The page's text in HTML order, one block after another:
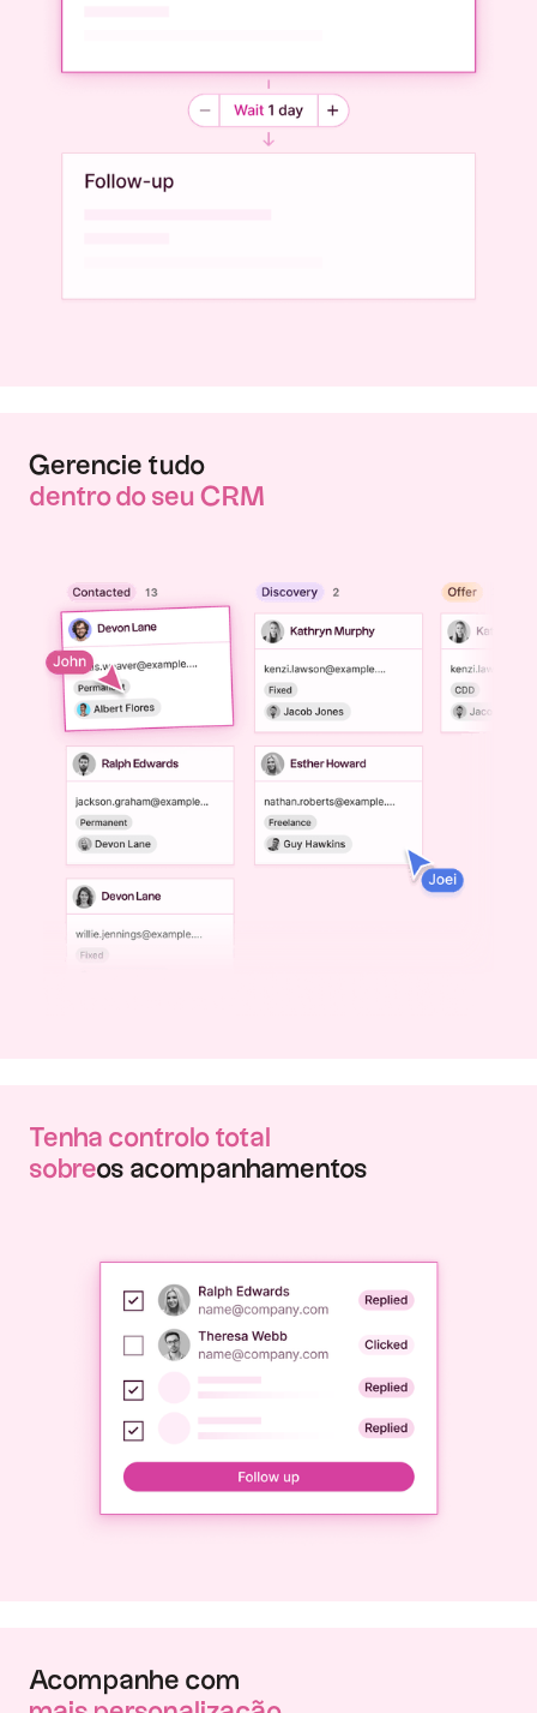
Gerencie tudo
dentro do seu CRM
Tenha controlo total
‍sobreos acompanhamentos
Acompanhe com